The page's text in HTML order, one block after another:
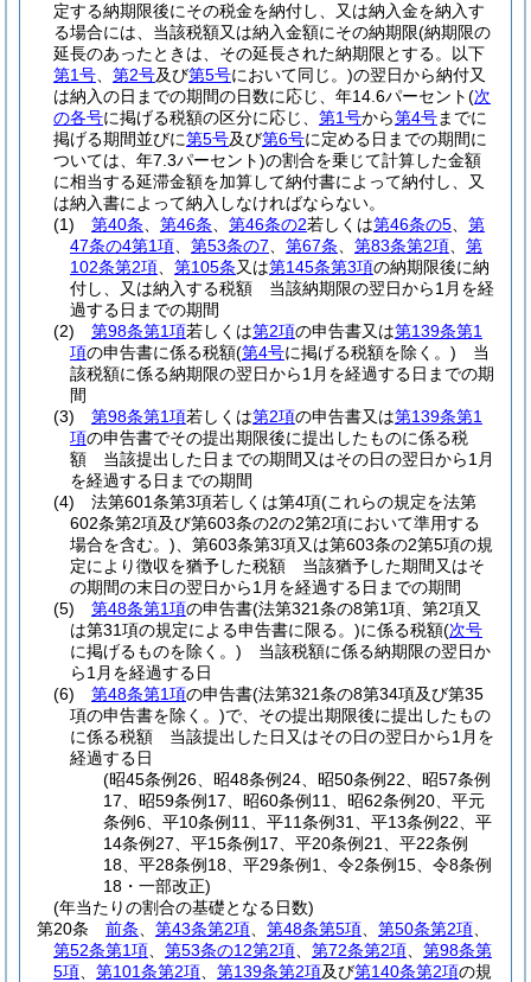
定する納期限後にその税金を納付し、又は納入金を納入す
る場合には、当該税額又は納入金額にその納期限(納期限の
延長のあったときは、その延長された納期限とする。以下
第1号
第2号及び第5号において同じ。)の翌日から納付又
は納入の日までの期間の日数に応じ、年14.6パーセント(次
の各号に掲げる税額の区分に応じ、 第1号から第4号までに
掲げる期間並びに第5号及び第6号に定める日までの期間に
ついては、年7.3パーセント)の割合を乗じて計算した金額
に相当する延滞金額を加算して納付書によって納付し、又
は納入書によって納入しなければならない。
(1)
第40条 第46条 第46条の2若しくは第46条の5
第
47条の4第1項
第53条の7 第67条 第83条第2項
第
102条第2項
第105条又は第145条第3項の納期限後に納
付し、又は納入する税額 当該納期限の翌日から1月を経
過する日までの期間
(2)
第98条第1項若しくは第2項の申告書又は第139条第1
項の申告書に係る税額(第4号に掲げる税額を除く。) 当
該税額に係る納期限の翌日から1月を経過する日までの期
間
(3)
第98条第1項若しくは第2項の申告書又は第139条第1
項の申告書でその提出期限後に提出したものに係る税
額 当該提出した日までの期間又はその日の翌日から1月
を経過する日までの期間
(4)
法第601条第3項若しくは第4項(これらの規定を法第
602条第2項及び第603条の2の2第2項において準用する
場合を含む。) 、第603条第3項又は第603条の2第5項の規
定により徴収を猶予した税額 当該猶予した期間又はそ
の期間の末日の翌日から1月を経過する日までの期間
(5)
第48条第1項の申告書(法第321条の8第1項、第2項又
は第31項の規定による申告書に限る。)に係る税額(次号
に掲げるものを除く。) 当該税額に係る納期限の翌日か
ら1月を経過する日
(6)
第48条第1項の申告書(法第321条の8第34項及び第35
項の申告書を除く。)で、その提出期限後に提出したもの
に係る税額 当該提出した日又はその日の翌日から1月を
経過する日
(昭45条例26、昭48条例24、昭50条例22、昭57条例
17、昭59条例17、昭60条例11、昭62条例20、平元
条例6、平10条例11、平11条例31、平13条例22、平
14条例27、平15条例17、平20条例21、平22条例
18、平28条例18、平29条例1、令2条例15、令8条例
18・一部改正)
(年当たりの割合の基礎となる日数)
第20条
前条 第43条第2項 第48条第5項 第50条第2項
第52条第1項
第53条の12第2項 第72条第2項
第98条第
5項
第101条第2項 第139条第2項及び第140条第2項の規